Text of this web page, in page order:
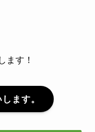
ます！
ます。